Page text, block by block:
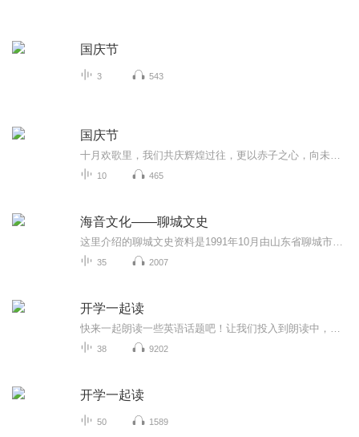
国庆节
3 543
国庆节
10 465
海音文化——聊城文史
35 2007
开学一起读
38 9202
开学一起读
50 1589